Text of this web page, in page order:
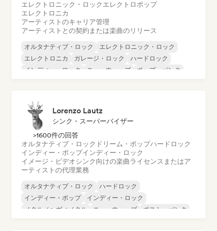
エレクトロニック・ロックエレクトロポップ
エレクトロニカ
アーティストのキャリア管理
アーティストとの契約または楽曲のリリース
オルタナティブ・ロック
エレクトロニック・ロック
エレクトロニカ
ガレージ・ロック
ハードロック
インディー・ロック
ニューウェーブ ポップ・パンク
Lorenzo Lautz
シンク・スーパーバイザー
>1600件の回答
オルタナティブ・ロック ドリーム・ポップハードロック
インディー・ポップインディー・ロック
イメージ・ビデオシンク向けの楽曲ライセンスまたはア
ーティストの代理業務
オルタナティブ・ロック
ハードロック
インディー・ポップ
インディー・ロック
メタル／ヘヴィメタル
ニューウェーブ
ポスト・パンク